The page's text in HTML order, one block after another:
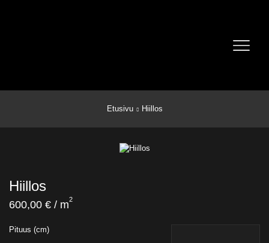
Etusivu Hiillos
Hiillos
600,00 € / m2
Pituus (cm)